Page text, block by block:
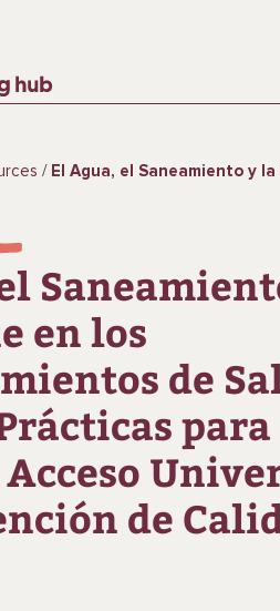
El Agua, el Saneamiento y la Higiene en los Establecimientos de Salud: Medidas Prácticas para Lograr el Acceso
en los
de
para
de